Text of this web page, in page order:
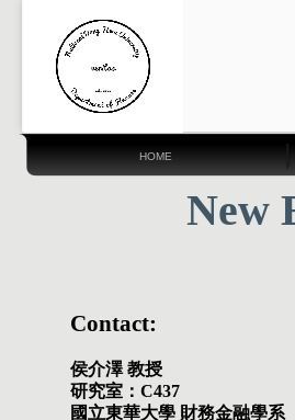
New
Contact:
侯介澤 教授
研究室：C437
國立東華大學 財務金融學系
HOME